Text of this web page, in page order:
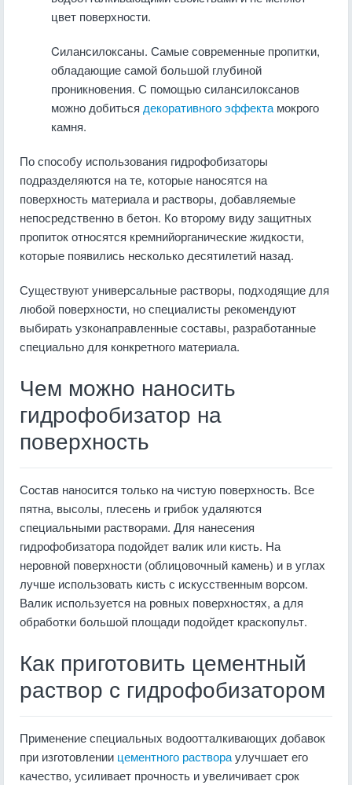
цвет поверхности.
Cилансилоксаны. Самые современные пропитки,
обладающие самой большой глубиной
проникновения. С помощью силансилоксанов
можно добиться декоративного эффекта мокрого
камня.
По способу использования гидрофобизаторы
подразделяются на те, которые наносятся на
поверхность материала и растворы, добавляемые
непосредственно в бетон. Ко второму виду защитных
пропиток относятся кремнийорганические жидкости,
которые появились несколько десятилетий назад.
Существуют универсальные растворы, подходящие для
любой поверхности, но специалисты рекомендуют
выбирать узконаправленные составы, разработанные
специально для конкретного материала.
Чем можно наносить
гидрофобизатор на
поверхность
Состав наносится только на чистую поверхность. Все
пятна, высолы, плесень и грибок удаляются
специальными растворами. Для нанесения
гидрофобизатора подойдет валик или кисть. На
неровной поверхности (облицовочный камень) и в углах
лучше использовать кисть с искусственным ворсом.
Валик используется на ровных поверхностях, а для
обработки большой площади подойдет краскопульт.
Как приготовить цементный
раствор с гидрофобизатором
Применение специальных водоотталкивающих добавок
при изготовлении цементного раствораулучшает его
качество, усиливает прочность и увеличивает срок